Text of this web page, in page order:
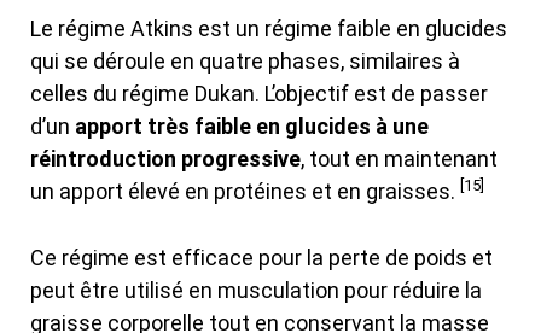
Le régime Atkins est un régime faible en glucides
qui se déroule en quatre phases, similaires à
celles du régime Dukan. L’objectif est de passer
d’un apport très faible en glucides à une
réintroduction progressive, tout en maintenant
un apport élevé en protéines et en graisses. [15]
Ce régime est efficace pour la perte de poids et
peut être utilisé en musculation pour réduire la
graisse corporelle tout en conservant la masse